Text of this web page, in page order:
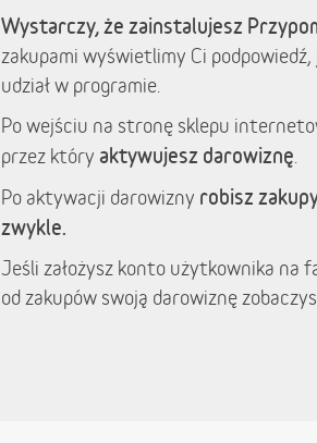
Wystarczy, że zainstalujesz
zakupami wyświetlimy Ci
udział w programie.
Po wejściu na stronę sklepu
przez który aktywujesz darowiznę
Po aktywacji darowizny robisz
zwykle.
Jeśli założysz konto użytkownika na
od zakupów swoją darowiznę